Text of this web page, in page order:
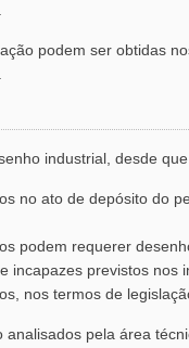
podem ser obtidas
industrial, desde
no ato de depósito do
podem requerer
previstos nos
nos termos de
pela área